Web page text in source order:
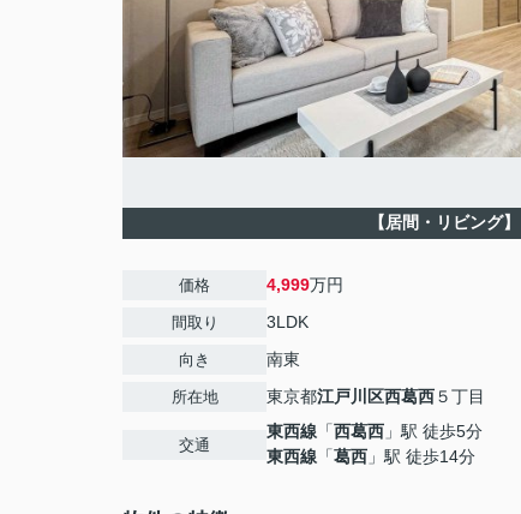
【居間・リビング】
価格 4,999万円
間取り 3LDK
向き 南東
所在地 東京都江戸川区西葛西５丁目
交通
東西線 「西葛西 」駅 徒歩5分
東西線 「葛西 」駅 徒歩14分